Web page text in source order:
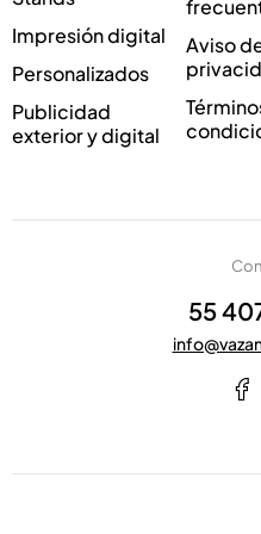
*
Impresión digital
Personalizados
Publicidad
exterior y digital
Aviso
55